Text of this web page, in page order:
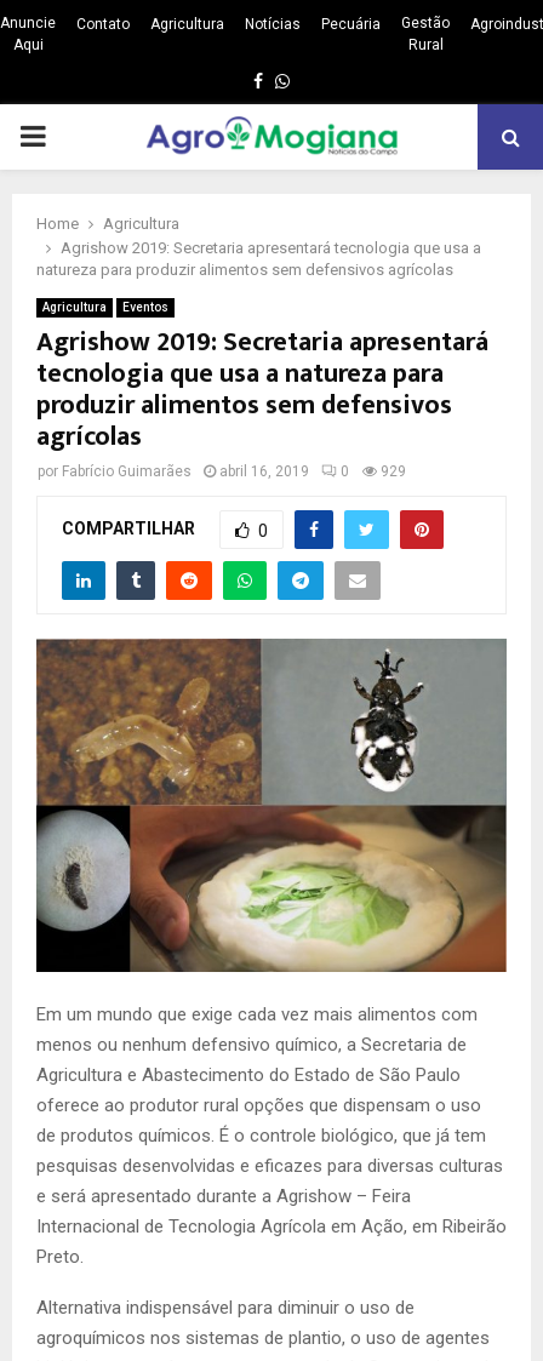
Anuncie
Aqui
Contato Agricultura Notícias Pecuária
Gestão
Rural
Facebook
Whatsapp
PRIMARY
Home
Agricultura
Agrishow 2019: Secretaria apresentará tecnologia que usa a
natureza para produzir alimentos sem defensivos agrícolas
Agricultura Eventos
Agrishow 2019: Secretaria apresentará
tecnologia que usa a natureza para
produzir alimentos sem defensivos
agrícolas
por Fabrício Guimarães abril 16, 2019 0 929
COMPARTILHAR 0
Em um mundo que exige cada vez mais alimentos com
menos ou nenhum defensivo químico, a Secretaria de
Agricultura e Abastecimento do Estado de São Paulo
oferece ao produtor rural opções que dispensam o uso
de produtos químicos. É o controle biológico, que já tem
pesquisas desenvolvidas e eficazes para diversas culturas
e será apresentado durante a Agrishow – Feira
Internacional de Tecnologia Agrícola em Ação, em Ribeirão
Preto.
Alternativa indispensável para diminuir o uso de
agroquímicos nos sistemas de plantio, o uso de agentes